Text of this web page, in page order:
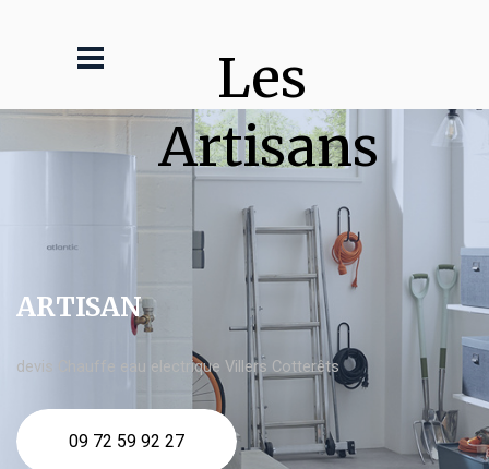
Les
Artisans
ARTISAN
devis Chauffe eau electrique Villers Cotterêts
09 72 59 92 27